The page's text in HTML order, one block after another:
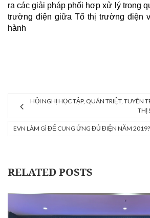
ra các giải pháp phối hợp xử lý trong
trường điện giữa Tổ thị trường điện
hành
HỘI NGHỊ HỌC TẬP, QUÁN TRIỆT, TUYÊN
THỊ
EVN LÀM GÌ ĐỂ CUNG ỨNG ĐỦ ĐIỆN NĂM 2019?
RELATED POSTS